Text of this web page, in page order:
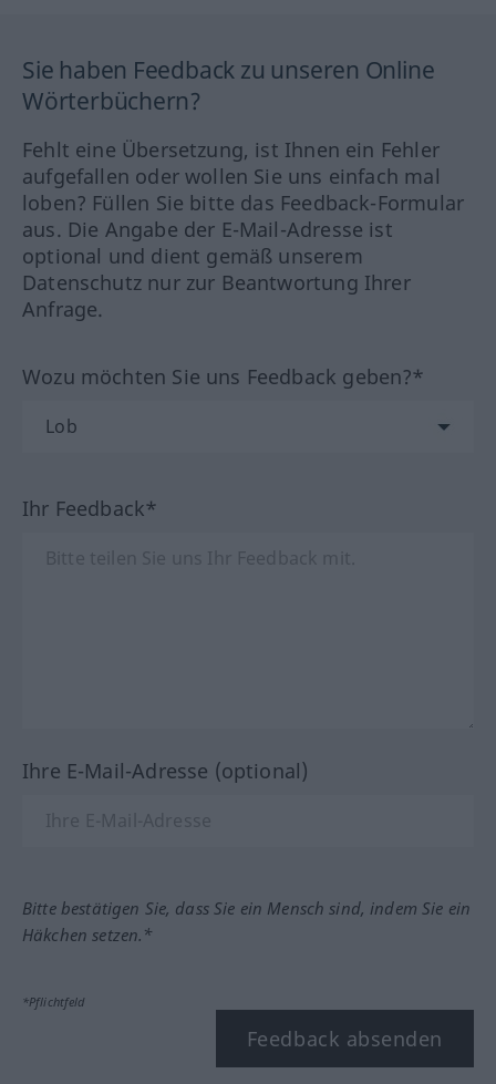
Sie haben Feedback zu unseren Online
Wörterbüchern?
Fehlt eine Übersetzung, ist Ihnen ein Fehler
aufgefallen oder wollen Sie uns einfach mal
loben? Füllen Sie bitte das Feedback-Formular
aus. Die Angabe der E-Mail-Adresse ist
optional und dient gemäß unserem
Datenschutz nur zur Beantwortung Ihrer
Anfrage.
Wozu möchten Sie uns Feedback geben?*
Ihr Feedback*
Ihre E-Mail-Adresse (optional)
Bitte bestätigen Sie, dass Sie ein Mensch sind, indem Sie ein
Häkchen setzen.*
*Pflichtfeld
Feedback absenden